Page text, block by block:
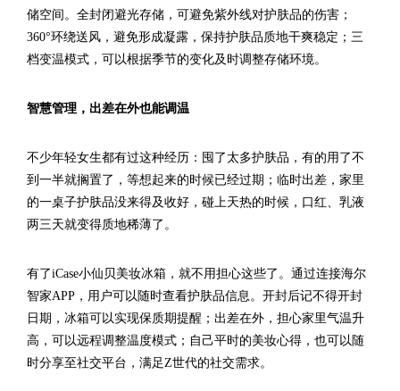
储空间。全封闭避光存储，可避免紫外线对护肤品的伤害；
360°环绕送风，避免形成凝露，保持护肤品质地干爽稳定；三
档变温模式，可以根据季节的变化及时调整存储环境。
智慧管理，出差在外也能调温
不少年轻女生都有过这种经历：囤了太多护肤品，有的用了不
到一半就搁置了，等想起来的时候已经过期；临时出差，家里
的一桌子护肤品没来得及收好，碰上天热的时候，口红、乳液
两三天就变得质地稀薄了。
有了iCase小仙贝美妆冰箱，就不用担心这些了。通过连接海尔
智家APP，用户可以随时查看护肤品信息。开封后记不得开封
日期，冰箱可以实现保质期提醒；出差在外，担心家里气温升
高，可以远程调整温度模式；自己平时的美妆心得，也可以随
时分享至社交平台，满足Z世代的社交需求。